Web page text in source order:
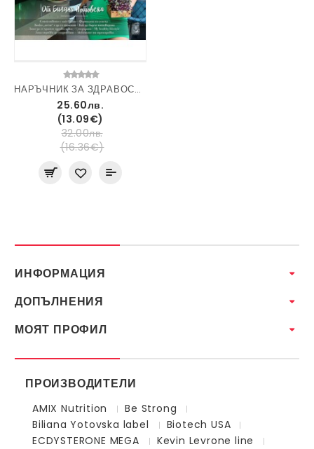
НАРЪЧНИК ЗА ЗДРАВОСЛОВЕН ЖИВОТ
25.60лв.
(13.09€)
32.00лв.
(16.36€)
ИНФОРМАЦИЯ
ДОПЪЛНЕНИЯ
МОЯТ ПРОФИЛ
ПРОИЗВОДИТЕЛИ
AMIX Nutrition
Be Strong
Biliana Yotovska label
Biotech USA
ECDYSTERONE MEGA
Kevin Levrone line